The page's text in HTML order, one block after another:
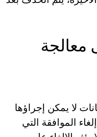
معالجة
لا يمكن إجراؤها
الموافقة التي